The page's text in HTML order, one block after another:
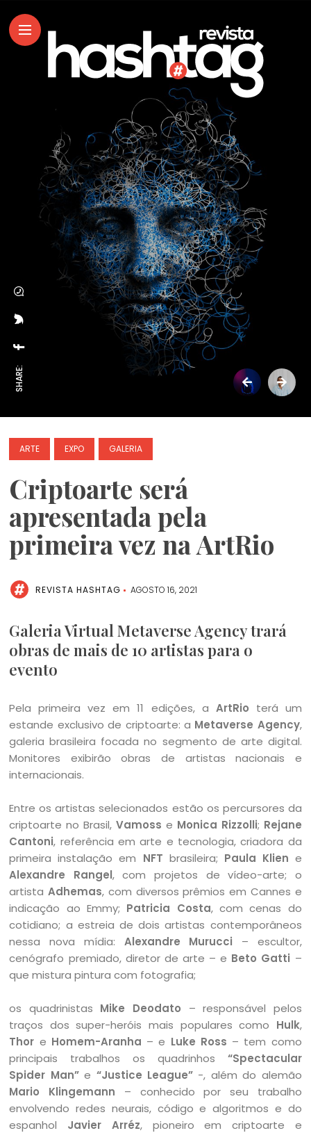
SHARE:
ARTE EXPO GALERIA
Criptoarte será
apresentada pela
primeira vez na ArtRio
REVISTA HASHTAG AGOSTO 16, 2021
Galeria Virtual Metaverse Agency trará
obras de mais de 10 artistas para o
evento
Pela primeira vez em 11 edições, a ArtRio terá um
estande exclusivo de criptoarte: a Metaverse Agency,
galeria brasileira focada no segmento de arte digital.
Monitores exibirão obras de artistas nacionais e
internacionais.
Entre os artistas selecionados estão os percursores da
criptoarte no Brasil,Vamoss e Monica Rizzolli; Rejane
Cantoni, referência em arte e tecnologia, criadora da
primeira instalação em NFT brasileira; Paula Klien e
Alexandre Rangel, com projetos de vídeo-arte; o
artistaAdhemas, com diversos prêmios em Cannes e
indicação ao Emmy; Patricia Costa, com cenas do
cotidiano; a estreia de dois artistas contemporâneos
nessa nova mídia: Alexandre Murucci – escultor,
cenógrafo premiado, diretor de arte – e Beto Gatti –
que mistura pintura com fotografia;
os quadrinistas Mike Deodato – responsável pelos
traços dos super-heróis mais populares como Hulk,
Thor e Homem-Aranha – e Luke Ross – tem como
principais trabalhos os quadrinhos “Spectacular
Spider Man”e “Justice League” -, além do alemão
Mario Klingemann – conhecido por seu trabalho
envolvendo redes neurais, código e algoritmos e do
espanhol Javier Arréz, pioneiro em criptoarte e